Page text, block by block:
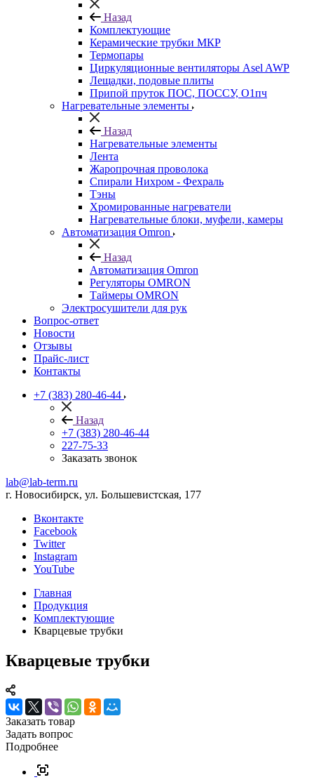
Назад
Комплектующие
Керамические трубки МКР
Термопары
Циркуляционные вентиляторы Asel AWP
Лещадки, подовые плиты
Припой пруток ПОС, ПОССУ, О1пч
Нагревательные элементы
Назад
Нагревательные элементы
Лента
Жаропрочная проволока
Спирали Нихром - Фехраль
Тэны
Хромированные нагреватели
Нагревательные блоки, муфели, камеры
Автоматизация Omron
Назад
Автоматизация Omron
Регуляторы OMRON
Таймеры OMRON
Электросушители для рук
Вопрос-ответ
Новости
Отзывы
Прайс-лист
Контакты
+7 (383) 280-46-44
Назад
+7 (383) 280-46-44
227-75-33
Заказать звонок
lab@lab-term.ru
г. Новосибирск, ул. Большевистская, 177
Вконтакте
Facebook
Twitter
Instagram
YouTube
Главная
Продукция
Комплектующие
Кварцевые трубки
Кварцевые трубки
Заказать товар
Задать вопрос
Подробнее